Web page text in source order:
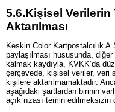
5.6.Kişisel
Aktarılması
Keskin Color Kartpostalcılık
paylaşılması hususunda,
kalmak kaydıyla, KVKK’da
çerçevede, kişisel veriler, veri
kişilere aktarılmamaktadır.
aşağıdaki şartlardan birinin
açık rızası temin edilmeksizin